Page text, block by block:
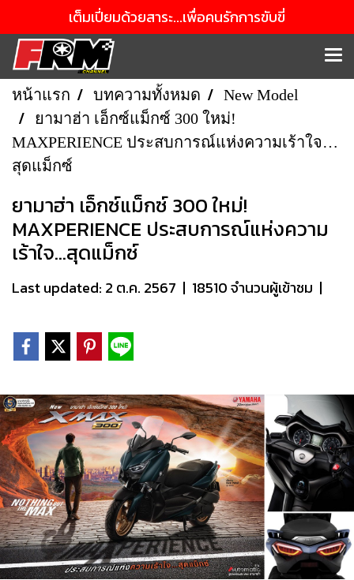
เต็มเปี่ยมด้วยสาระ...เพื่อคนรักการขับขี่
หน้าแรก บทความทั้งหมด
New Model
ยามาฮ่า เอ็กซ์แม็กซ์ 300 ใหม่!
MAXPERIENCE ประสบการณ์แห่งความเร้าใจ…
สุดแม็กซ์
ยามาฮ่า เอ็กซ์แม็กซ์ 300 ใหม่!
MAXPERIENCE ประสบการณ์แห่งความ
เร้าใจ…สุดแม็กซ์
Last updated: 2 ต.ค. 2567 | 18510 จำนวนผู้เข้าชม |